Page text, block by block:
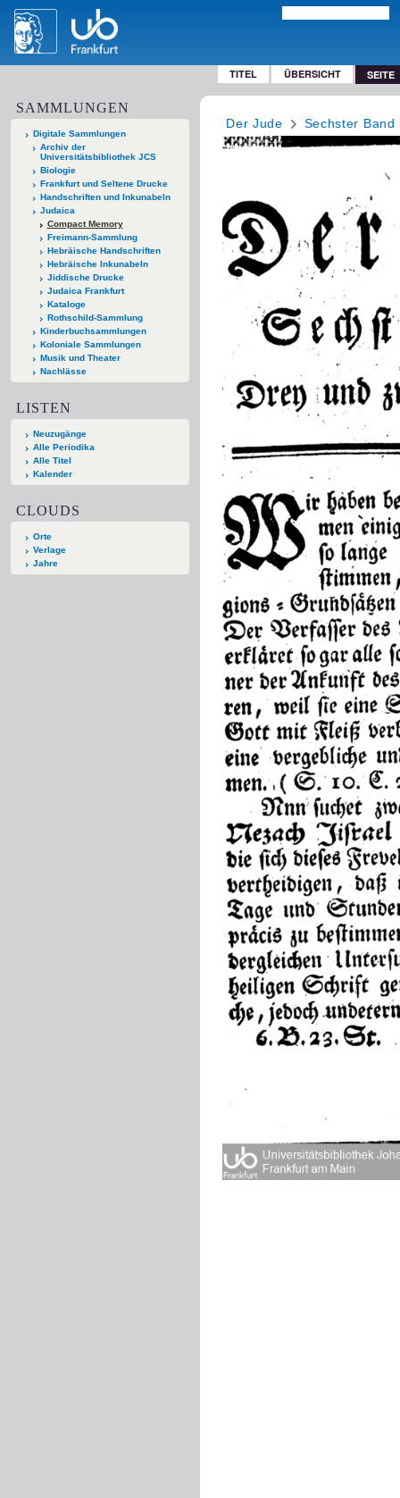
TITEL ÜBERSICHT SEITE
SAMMLUNGEN
Digitale Sammlungen
Archiv der
Universitätsbibliothek JCS
Biologie
Frankfurt und Seltene Drucke
Handschriften und Inkunabeln
Judaica
Compact Memory
Freimann-Sammlung
Hebräische Handschriften
Hebräische Inkunabeln
Jiddische Drucke
Judaica Frankfurt
Kataloge
Rothschild-Sammlung
Kinderbuchsammlungen
Koloniale Sammlungen
Musik und Theater
Nachlässe
LISTEN
Neuzugänge
Alle Periodika
Alle Titel
Kalender
CLOUDS
Orte
Verlage
Jahre
Der Jude Sechster Band